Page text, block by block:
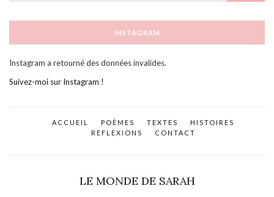
INSTAGRAM
Instagram a retourné des données invalides.
Suivez-moi sur Instagram !
ACCUEIL POÈMES TEXTES
HISTOIRES
REFLEXIONS
CONTACT
LE MONDE DE SARAH